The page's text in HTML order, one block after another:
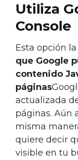
Utiliza
Console
Esta opción
que Google
contenido
páginas
actualizada
páginas. Aún
misma
quiere decir
visible en tu